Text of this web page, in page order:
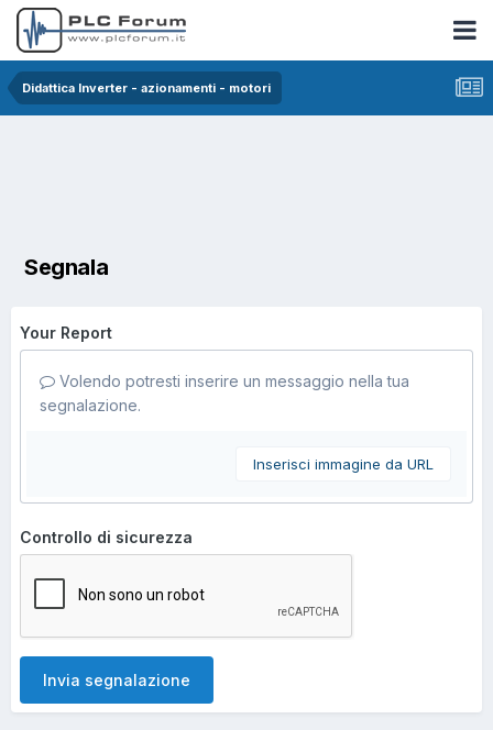
Didattica Inverter - azionamenti - motori
Segnala
Your Report
Volendo potresti inserire un messaggio nella tua
segnalazione.
Inserisci immagine da URL
Controllo di sicurezza
Invia segnalazione